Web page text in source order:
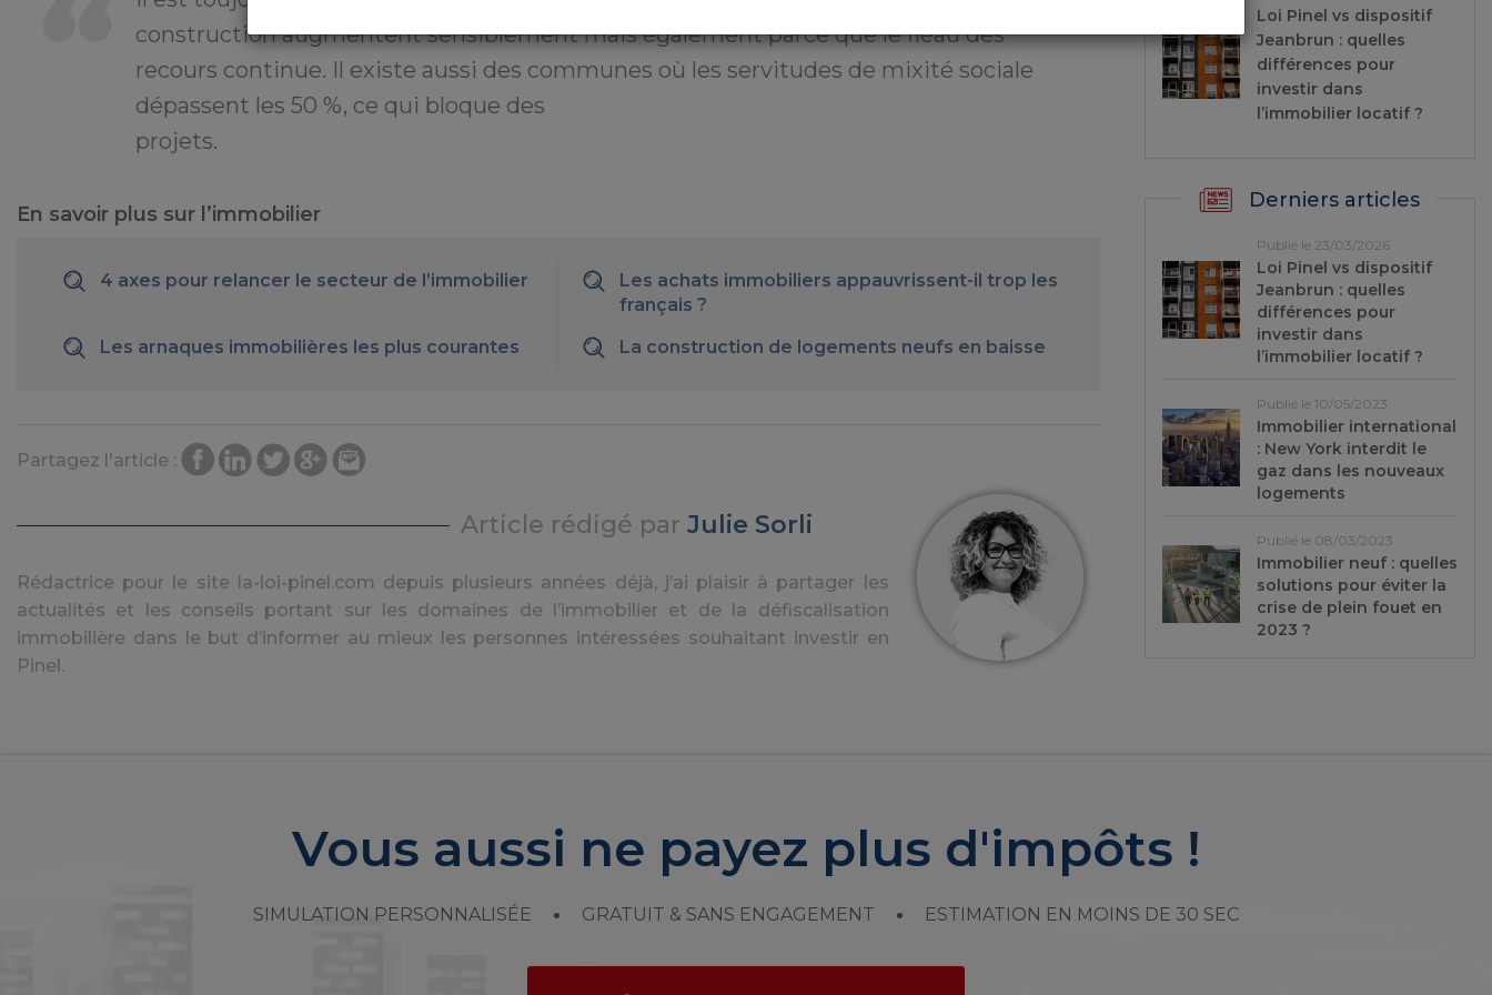
construction augmentent sensiblement mais également parce que le fléau des
recours continue. Il existe aussi des communes où les servitudes de mixité sociale
dépassent les 50 %, ce qui bloque des
projets.
En savoir plus sur l’immobilier
4 axes pour relancer le secteur de l’immobilier
Les achats immobiliers appauvrissent-il trop les
français ?
Les arnaques immobilières les plus courantes
La construction de logements neufs en baisse
Partagez l'article :
Article rédigé parJulie Sorli
Rédactrice pour le site la-loi-pinel.com depuis plusieurs années déjà, j’ai plaisir à partager les
actualités et les conseils portant sur les domaines de l’immobilier et de la défiscalisation
immobilière dans le but d’informer au mieux les personnes intéressées souhaitant investir en
Pinel.
Loi Pinel vs dispositif
Jeanbrun : quelles
différences pour
investir dans
l’immobilier locatif ?
Derniers articles
Publié le 23/03/2026
Loi Pinel vs dispositif
Jeanbrun : quelles
différences pour
investir dans
l’immobilier locatif ?
Publié le 10/05/2023
Immobilier international
: New York interdit le
gaz dans les nouveaux
logements
Publié le 08/03/2023
Immobilier neuf : quelles
solutions pour éviter la
crise de plein fouet en
2023 ?
Vous aussi ne payez plus d'impôts !
SIMULATION PERSONNALISÉE GRATUIT & SANS ENGAGEMENT ESTIMATION EN MOINS DE 30 SEC